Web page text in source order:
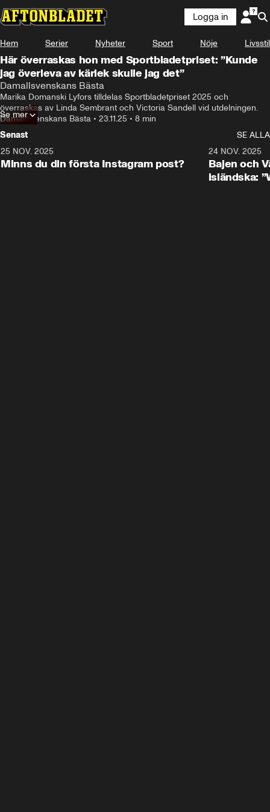
Logga in
Hem Serier Nyheter Sport Nöje Livsstil
Här överraskas hon med Sportbladetpriset: ”Kunde
jag överleva av kärlek skulle jag det”
Damallsvenskans Bästa
Marika Domanski Lyfors tilldelas Sportbladetpriset 2025 och
överraskas av Linda Sembrant och Victoria Sandell vid utdelningen.
Damallsvenskans Bästa • 23.11.25 • 8 min
Se mer
Senast
SE ALLA
25 NOV. 2025
Minns du din första Instagram post?
24 NOV. 2025
Bajen och
isländska: